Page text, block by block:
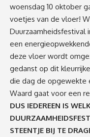
woensdag 10 oktober
voetjes van de vloer!
Duurzaamheidsfestival
een
deze vloer wordt
gedanst op dit
die dag de opgewekte
Waard gaat voor een
DUS IEDEREEN IS
STEENTJE BIJ TE